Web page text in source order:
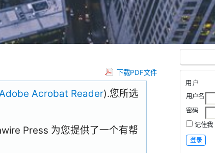
用户
用户名
密码
记住我
下载PDF文件
Acrobat Reader).您所选
Press 为您提供了一个有帮